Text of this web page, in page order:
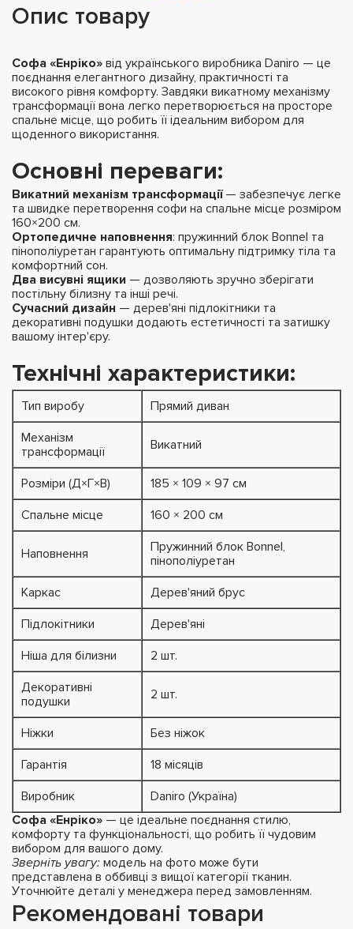
Опис товару
Софа «Енріко» від українського виробника Daniro — це
поєднання елегантного дизайну, практичності та
високого рівня комфорту. Завдяки викатному механізму
трансформації вона легко перетворюється на просторе
спальне місце, що робить її ідеальним вибором для
щоденного використання.
Основні переваги:
Викатний механізм трансформації— забезпечує легке
та швидке перетворення софи на спальне місце розміром
160×200 см.
Ортопедичне наповнення: пружинний блок Bonnel та
пінополіуретан гарантують оптимальну підтримку тіла та
комфортний сон.
Два висувні ящики — дозволяють зручно зберігати
постільну білизну та інші речі.
Сучасний дизайн — дерев'яні підлокітники та
декоративні подушки додають естетичності та затишку
вашому інтер'єру.
Технічні характеристики:
Тип виробу
Прямий диван
Механізм
трансформації
Викатний
Розміри (Д×Г×В)
185 × 109 × 97 см
Спальне місце
160 × 200 см
Наповнення
Пружинний блок Bonnel,
пінополіуретан
Каркас
Дерев'яний брус
Підлокітники
Дерев'яні
Ніша для білизни
2 шт.
Декоративні
подушки
2 шт.
Ніжки
Без ніжок
Гарантія
18 місяців
Виробник
Daniro (Україна)
Софа «Енріко» — це ідеальне поєднання стилю,
комфорту та функціональності, що робить її чудовим
вибором для вашого дому.
Зверніть увагу: модель на фото може бути
представлена в оббивці з вищої категорії тканин.
Уточнюйте деталі у менеджера перед замовленням.
Рекомендовані товари